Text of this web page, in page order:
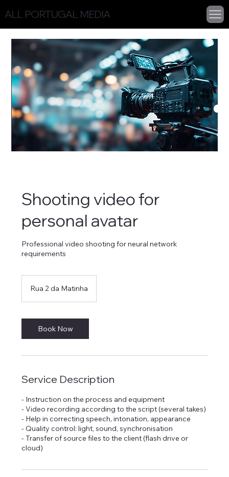
ALL PORTUGAL MEDIA
Shooting video for
personal avatar
Professional video shooting for neural network
requirements
Rua 2 da Matinha
Book Now
Service Description
- Instruction on the process and equipment
- Video recording according to the script (several takes)
- Help in correcting speech, intonation, appearance
- Quality control: light, sound, synchronisation
- Transfer of source files to the client (flash drive or
cloud)